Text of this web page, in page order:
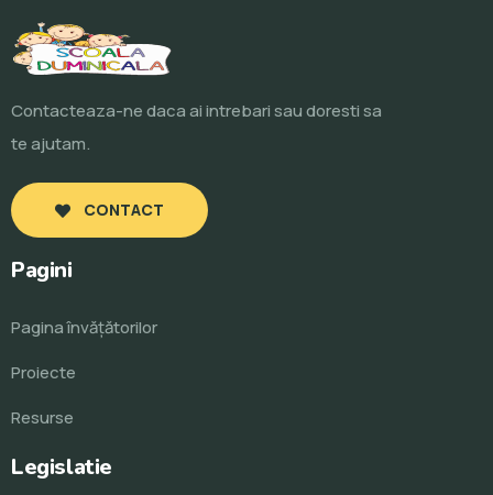
Contacteaza-ne daca ai intrebari sau doresti sa
te ajutam.
CONTACT
Pagini
Pagina învăţătorilor
Proiecte
Resurse
Legislatie